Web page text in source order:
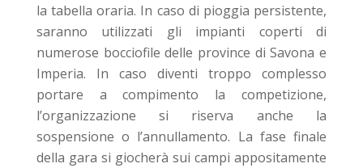
la tabella oraria. In caso di pioggia persistente,
saranno utilizzati gli impianti coperti di
numerose bocciofile delle province di Savona e
Imperia. In caso diventi troppo complesso
portare a compimento la competizione,
l’organizzazione si riserva anche la
sospensione o l’annullamento. La fase finale
della gara si giocherà sui campi appositamente